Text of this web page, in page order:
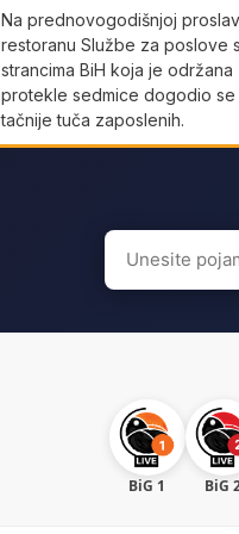
Na prednovogodišnjoj
restoranu Službe za poslove
strancima BiH koja je održana
protekle sedmice dogodio se
tačnije tuča zaposlenih.
Search
for:
BiG 1 BiG